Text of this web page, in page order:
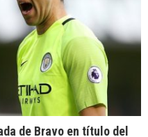
de Bravo en título del